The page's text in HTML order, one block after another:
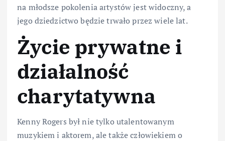
na młodsze pokolenia artystów jest widoczny, a
jego dziedzictwo będzie trwało przez wiele lat.
Życie prywatne i
działalność
charytatywna
Kenny Rogers był nie tylko utalentowanym
muzykiem i aktorem, ale także człowiekiem o